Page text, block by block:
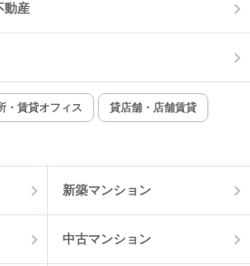
インターネット無料
物件一覧に反映
動産
・賃貸オフィス 貸店舗・店舗賃貸
新築マンション
中古マンション